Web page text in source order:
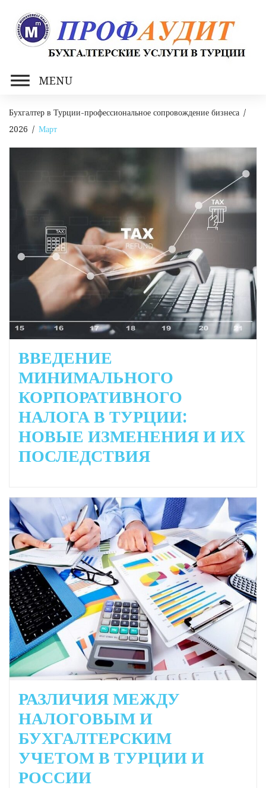
content
MENU
Бухгалтер в Турции-профессиональное сопровождение бизнеса /
2026 / Март
2026
ВВЕДЕНИЕ
МИНИМАЛЬНОГО
КОРПОРАТИВНОГО
НАЛОГА В ТУРЦИИ:
НОВЫЕ ИЗМЕНЕНИЯ И ИХ
ПОСЛЕДСТВИЯ
РАЗЛИЧИЯ МЕЖДУ
НАЛОГОВЫМ И
БУХГАЛТЕРСКИМ
УЧЕТОМ В ТУРЦИИ И
РОССИИ